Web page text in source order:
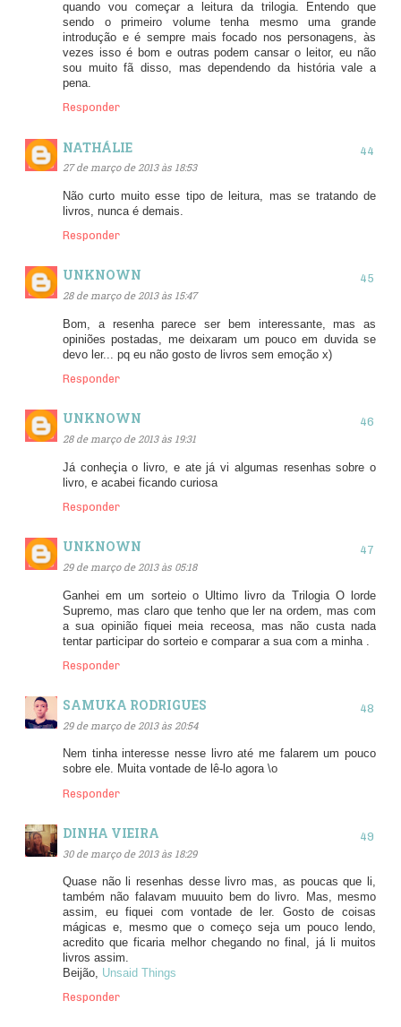
quando vou começar a leitura da trilogia. Entendo que
sendo o primeiro volume tenha mesmo uma grande
introdução e é sempre mais focado nos personagens, às
vezes isso é bom e outras podem cansar o leitor, eu não
sou muito fã disso, mas dependendo da história vale a
pena.
Responder
NATHÁLIE
27 de março de 2013 às 18:53
Não curto muito esse tipo de leitura, mas se tratando de
livros, nunca é demais.
Responder
UNKNOWN
28 de março de 2013 às 15:47
Bom, a resenha parece ser bem interessante, mas as
opiniões postadas, me deixaram um pouco em duvida se
devo ler... pq eu não gosto de livros sem emoção x)
Responder
UNKNOWN
28 de março de 2013 às 19:31
Já conheçia o livro, e ate já vi algumas resenhas sobre o
livro, e acabei ficando curiosa
Responder
UNKNOWN
29 de março de 2013 às 05:18
Ganhei em um sorteio o Ultimo livro da Trilogia O lorde
Supremo, mas claro que tenho que ler na ordem, mas com
a sua opinião fiquei meia receosa, mas não custa nada
tentar participar do sorteio e comparar a sua com a minha .
Responder
SAMUKA RODRIGUES
29 de março de 2013 às 20:54
Nem tinha interesse nesse livro até me falarem um pouco
sobre ele. Muita vontade de lê-lo agora \o
Responder
DINHA VIEIRA
30 de março de 2013 às 18:29
Quase não li resenhas desse livro mas, as poucas que li,
também não falavam muuuito bem do livro. Mas, mesmo
assim, eu fiquei com vontade de ler. Gosto de coisas
mágicas e, mesmo que o começo seja um pouco lendo,
acredito que ficaria melhor chegando no final, já li muitos
livros assim.
Beijão, Unsaid Things
Responder